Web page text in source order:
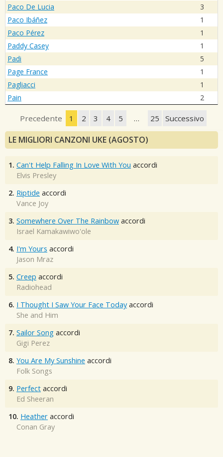
Paco De Lucia
3
Paco Ibáñez
1
Paco Pérez
1
Paddy Casey
1
Padi
5
Page France
1
Pagliacci
1
Pain
2
Precedente 1 2 3 4 5 … 25 Successivo
LE MIGLIORI CANZONI UKE (AGOSTO)
1. Can't Help Falling In Love With You accordi
Elvis Presley
2. Riptide accordi
Vance Joy
3. Somewhere Over The Rainbow accordi
Israel Kamakawiwo'ole
4. I'm Yours accordi
Jason Mraz
5. Creep accordi
Radiohead
6. I Thought I Saw Your Face Today accordi
She and Him
7. Sailor Song accordi
Gigi Perez
8. You Are My Sunshine accordi
Folk Songs
9. Perfect accordi
Ed Sheeran
10. Heather accordi
Conan Gray